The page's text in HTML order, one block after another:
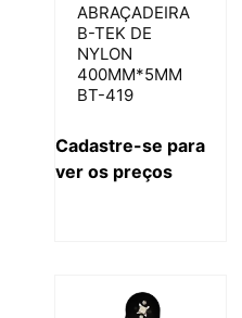
ABRAÇADEIRA
B-TEK DE
NYLON
400MM*5MM
BT-419
Cadastre-se para
ver os preços